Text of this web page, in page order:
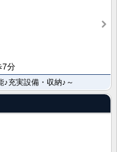
7分
♪充実設備・収納♪～